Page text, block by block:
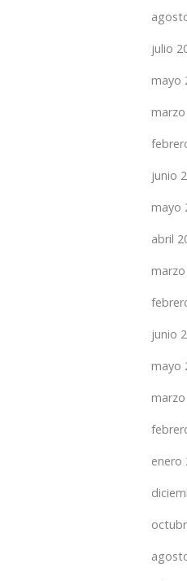
julio
mayo
junio
mayo
abril
junio
mayo
marzo
enero